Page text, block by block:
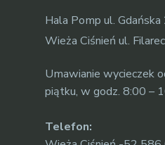
Hala Pomp ul.
Wieża Ciśnień ul.
Umawianie wycieczek
piątku, w godz. 8:00 –